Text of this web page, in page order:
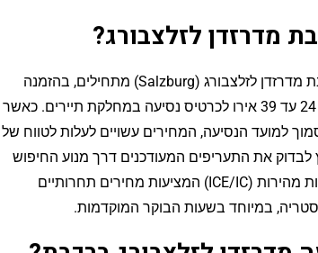
מדרזדן לזלצבורג?
מחירי הכרטיסים ברכבת מדרזדן לזלצבורג (Salzburg) מתחילים, בהזמנה
מוקדמת, ממחירים של 24 עד 39 אירו לכרטיס נסיעה במחלקת תיירים. כאשר
למועד הנסיעה, המחירים עשויים לעלות לטווח של
מומלץ לבדוק את התעריפים המעודכנים דרך מנוע החיפוש
באתר, שכן קיימות רכבות מהירות (ICE/IC) המציעות מחירים תחרותיים
במיוחד בשעות הבוקר המוקדמות.